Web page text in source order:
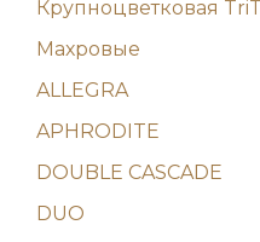
Крупноцветковая
Махровые
ALLEGRA
APHRODITE
DOUBLE CASCADE
DUO